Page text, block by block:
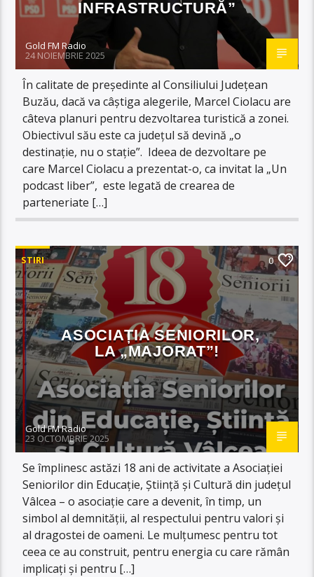
INFRASTRUCTURĂ”
Gold FM Radio
24 NOIEMBRIE 2025
În calitate de preşedinte al Consiliului Judeţean
Buzău, dacă va câştiga alegerile, Marcel Ciolacu are
câteva planuri pentru dezvoltarea turistică a zonei.
Obiectivul său este ca judeţul să devină „o
destinaţie, nu o staţie”. Ideea de dezvoltare pe
care Marcel Ciolacu a prezentat-o, ca invitat la „Un
podcast liber”, este legată de crearea de
parteneriate […]
STIRI 0
ASOCIAȚIA SENIORILOR,
LA „MAJORAT”!
Gold FM Radio
23 OCTOMBRIE 2025
Se împlinesc astăzi 18 ani de activitate a Asociației
Seniorilor din Educație, Știință și Cultură din județul
Vâlcea – o asociație care a devenit, în timp, un
simbol al demnității, al respectului pentru valori și
al dragostei de oameni. Le mulțumesc pentru tot
ceea ce au construit, pentru energia cu care rămân
implicați și pentru […]